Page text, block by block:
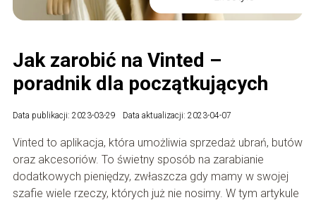
Jak zarobić na Vinted –
poradnik dla początkujących
Data publikacji: 2023-03-29 Data aktualizacji: 2023-04-07
Vinted to aplikacja, która umożliwia sprzedaż ubrań, butów
oraz akcesoriów. To świetny sposób na zarabianie
dodatkowych pieniędzy, zwłaszcza gdy mamy w swojej
szafie wiele rzeczy, których już nie nosimy. W tym artykule